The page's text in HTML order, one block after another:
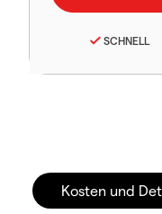
SCHNELL
Kosten und